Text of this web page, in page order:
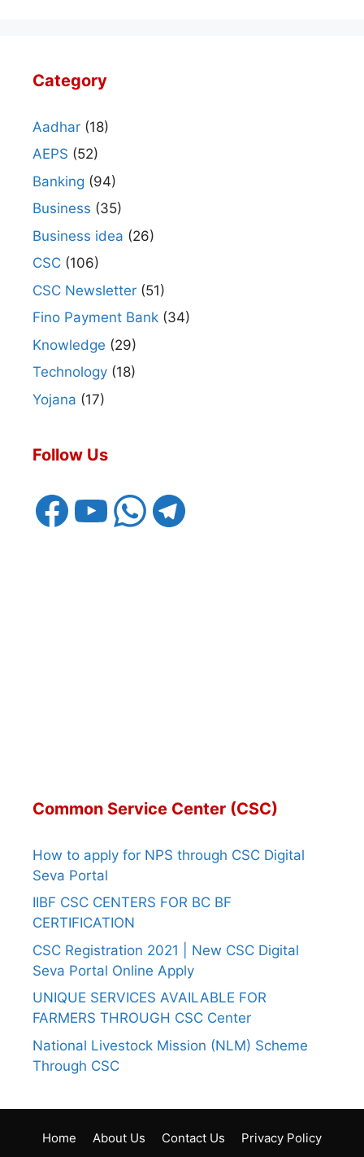
Category
Aadhar (18)
AEPS (52)
Banking (94)
Business (35)
Business idea (26)
CSC (106)
CSC Newsletter (51)
Fino Payment Bank (34)
Knowledge (29)
Technology (18)
Yojana (17)
Follow Us
FacebookYouTubeWhatsAppTelegram
Common Service Center (CSC)
How to apply for NPS through CSC Digital
Seva Portal
IIBF CSC CENTERS FOR BC BF
CERTIFICATION
CSC Registration 2021 | New CSC Digital
Seva Portal Online Apply
UNIQUE SERVICES AVAILABLE FOR
FARMERS THROUGH CSC Center
National Livestock Mission (NLM) Scheme
Through CSC
Home About Us Contact Us Privacy Policy